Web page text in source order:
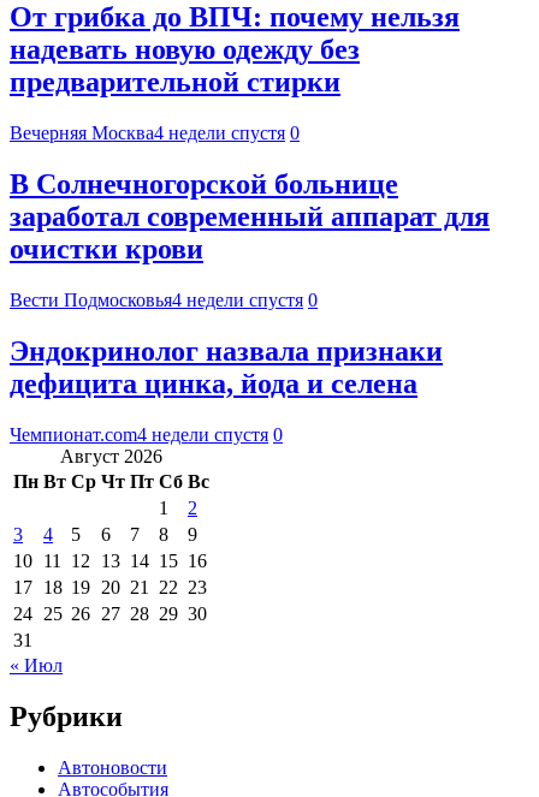
От грибка до ВПЧ: почему нельзя
надевать новую одежду без
предварительной стирки
Вечерняя Москва4 недели спустя 0
В Солнечногорской больнице
заработал современный аппарат для
очистки крови
Вести Подмосковья4 недели спустя 0
Эндокринолог назвала признаки
дефицита цинка, йода и селена
Чемпионат.com4 недели спустя 0
Август 2026
Пн Вт Ср Чт Пт Сб Вс
1
2
3
4 5 6 7 8
9
10 11 12 13 14 15 16
17 18 19 20 21 22 23
24 25 26 27 28 29 30
31
« Июл
Рубрики
Автоновости
Автособытия